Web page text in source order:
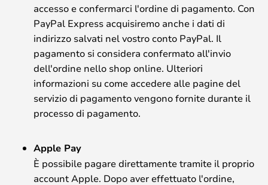
accesso e confermarci l'ordine di pagamento. Con
PayPal Express acquisiremo anche i dati di
indirizzo salvati nel vostro conto PayPal. Il
pagamento si considera confermato all'invio
dell'ordine nello shop online. Ulteriori
informazioni su come accedere alle pagine del
servizio di pagamento vengono fornite durante il
processo di pagamento.
Apple Pay
È possibile pagare direttamente tramite il proprio
account Apple. Dopo aver effettuato l'ordine,